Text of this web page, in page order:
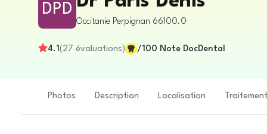
DPD
Occitanie Perpignan 66100.0
4.1 ( 27 évaluations) /100 Note DocDental
Photos Description Localisation